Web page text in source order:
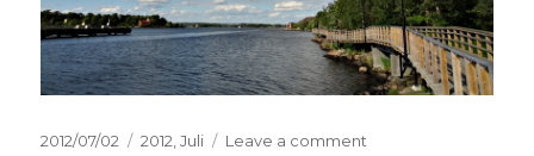
Posted
2012/07/02 Categories
2012 ,Juli Leave a comment